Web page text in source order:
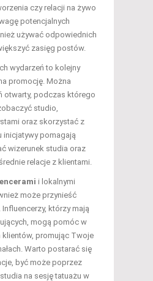
czy relacji na żywo
potencjalnych
używać odpowiednich
zasięg postów.
wydarzeń to kolejny
promocję. Można
otwarty, podczas którego
studio,
oraz skorzystać z
inicjatywy pomagają
wizerunek studia oraz
relacje z klientami.
i lokalnymi
może przynieść
którzy mają
mogą pomóc w
promując Twoje
Warto postarać się
być może poprzez
na sesję tatuażu w